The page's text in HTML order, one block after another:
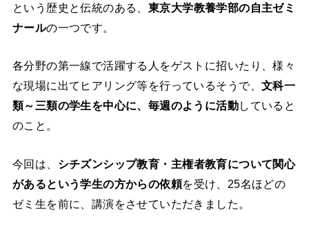
という歴史と伝統のある、 東京大学教養学部の自主ゼミ
ナールの一つです。
各分野の第一線で活躍する人をゲストに招いたり、様々
な現場に出てヒアリング等を行っているそうで、 文科一
類～三類の学生を中心に、毎週のように活動していると
のこと。
今回は、 シチズンシップ教育・主権者教育について関心
があるという学生の方からの依頼を受け、25名ほどの
ゼミ生を前に、講演をさせていただきました。